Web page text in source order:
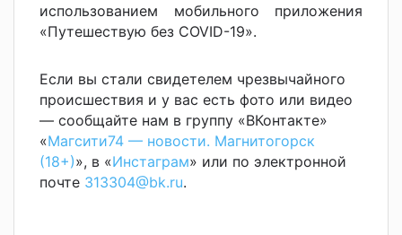
использованием мобильного приложения
«Путешествую без COVID-19».
Если вы стали свидетелем чрезвычайного
происшествия и у вас есть фото или видео
— сообщайте нам в группу «ВКонтакте»
«Магсити74 — новости. Магнитогорск
(18+)», в «Инстаграм» или по электронной
почте 313304@bk.ru.